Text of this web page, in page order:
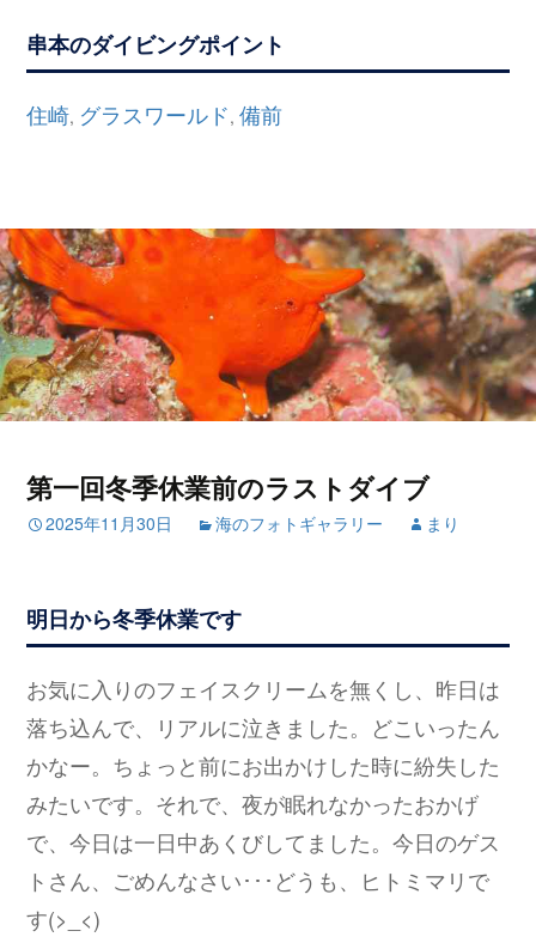
串本のダイビングポイント
住崎, グラスワールド,備前
第一回冬季休業前のラストダイブ
2025年11月30日 海のフォトギャラリー まり
明日から冬季休業です
お気に入りのフェイスクリームを無くし、昨日は
落ち込んで、リアルに泣きました。どこいったん
かなー。ちょっと前にお出かけした時に紛失した
みたいです。それで、夜が眠れなかったおかげ
で、今日は一日中あくびしてました。今日のゲス
トさん、ごめんなさい･･･どうも、ヒトミマリで
す(>_<)